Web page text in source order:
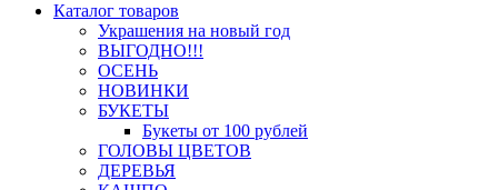
Каталог товаров
Украшения на новый год
ВЫГОДНО!!!
ОСЕНЬ
НОВИНКИ
БУКЕТЫ
Букеты от 100 рублей
ГОЛОВЫ ЦВЕТОВ
ДЕРЕВЬЯ